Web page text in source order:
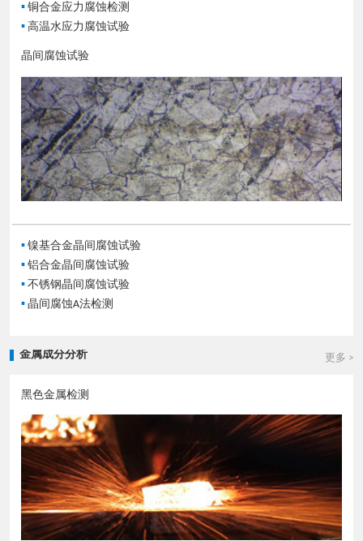
▪ 铜合金应力腐蚀检测
▪ 高温水应力腐蚀试验
晶间腐蚀试验
▪ 镍基合金晶间腐蚀试验
▪ 铝合金晶间腐蚀试验
▪ 不锈钢晶间腐蚀试验
▪ 晶间腐蚀A法检测
更多 >
金属成分分析
黑色金属检测